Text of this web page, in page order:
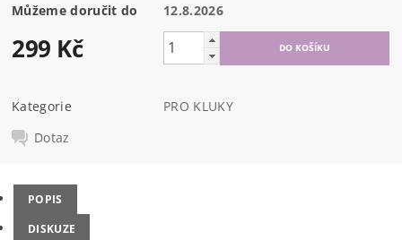
Můžeme doručit do 12.8.2026
299 Kč
Kategorie
PRO KLUKY
Dotaz
POPIS
DISKUZE